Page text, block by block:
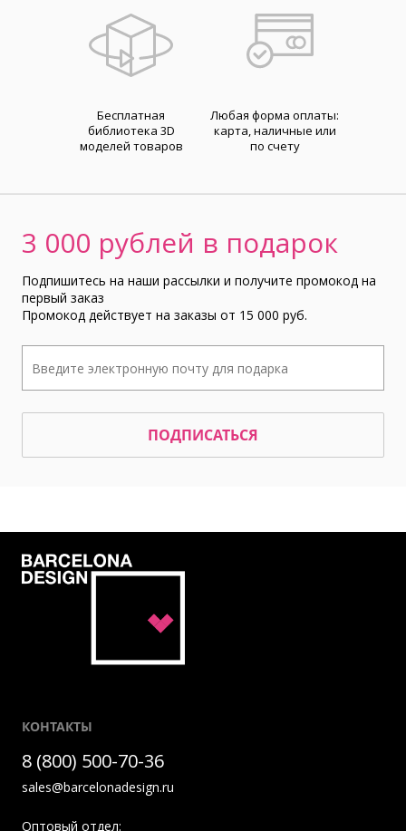
Бесплатная
библиотека 3D
моделей товаров
Любая форма оплаты:
карта, наличные или
по счету
3 000 рублей в подарок
Подпишитесь на наши рассылки и получите промокод на
первый заказ
Промокод действует на заказы от 15 000 руб.
ПОДПИСАТЬСЯ
КОНТАКТЫ
8 (800) 500-70-36
sales@barcelonadesign.ru
Оптовый отдел: